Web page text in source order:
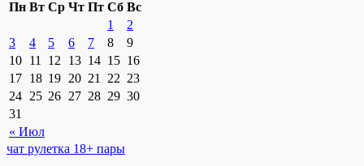
Пн Вт Ср Чт Пт Сб Вс
« Июл
1
2
3
4 5 6 7 8
9
10 11 12 13 14 15 16
17 18 19 20 21 22 23
24 25 26 27 28 29 30
31
чат рулетка 18+ пары